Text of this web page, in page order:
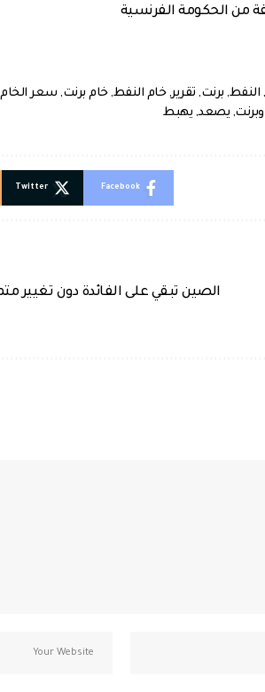
من الحكومة الفرنسية
, النفط, برنت, تقرير,خام النفط,خام برنت, سعر الخام
وبرنت, يصعد, يهبط
Facebook
Twitter
الصين تبقي على الفائدة دون تغيير